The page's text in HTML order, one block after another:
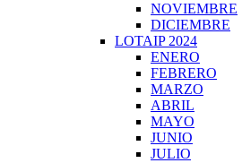
NOVIEMBRE
DICIEMBRE
LOTAIP 2024
ENERO
FEBRERO
MARZO
ABRIL
MAYO
JUNIO
JULIO